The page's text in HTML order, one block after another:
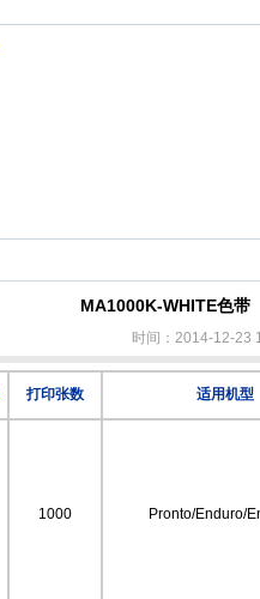
MA1000K-WHITE色带
时间：2014-12-23
打印张数 适用机型
1000 Pronto/Enduro/